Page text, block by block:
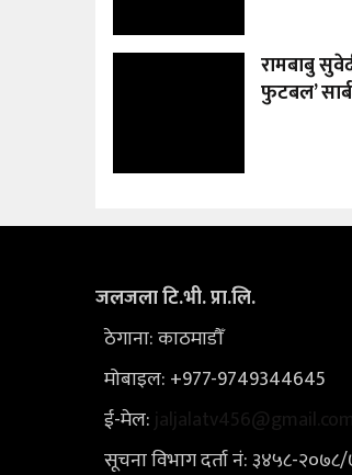
रामबाबु
फुटबल’
जलजला टि.भी. प्रा.लि.
ठेगाना: काठमाडौँ
मोबाइल: +977-9749344645
ई-मेल: jaljalatv456@gmail.com
सूचना विभाग दर्ता नं: ३४५८-